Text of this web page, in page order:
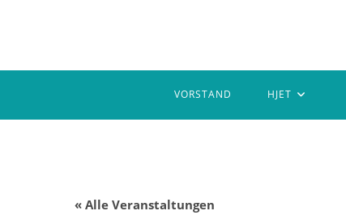
VORSTAND HJET
« Alle Veranstaltungen